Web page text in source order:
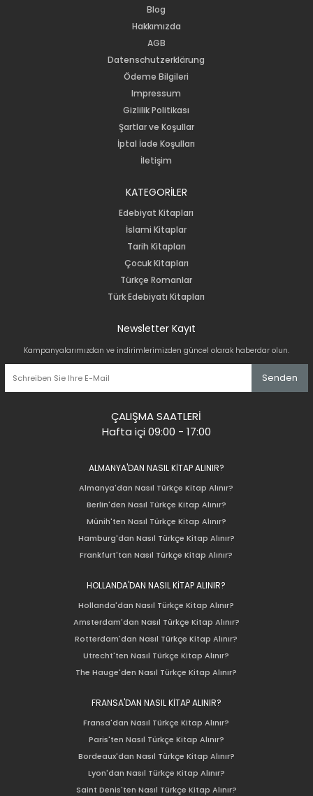
Blog
Hakkımızda
AGB
Datenschutzerklärung
Ödeme Bilgileri
Impressum
Gizlilik Politikası
Şartlar ve Koşullar
İptal İade Koşulları
İletişim
KATEGORİLER
Edebiyat Kitapları
İslami Kitaplar
Tarih Kitapları
Çocuk Kitapları
Türkçe Romanlar
Türk Edebiyatı Kitapları
Newsletter Kayıt
Kampanyalarımızdan ve indirimlerimizden güncel olarak haberdar olun.
Senden
ÇALIŞMA SAATLERİ
Hafta içi 09:00 - 17:00
ALMANYA'DAN NASIL KİTAP ALINIR?
Almanya'dan Nasıl Türkçe Kitap Alınır?
Berlin'den Nasıl Türkçe Kitap Alınır?
Münih'ten Nasıl Türkçe Kitap Alınır?
Hamburg'dan Nasıl Türkçe Kitap Alınır?
Frankfurt'tan Nasıl Türkçe Kitap Alınır?
HOLLANDA'DAN NASIL KİTAP ALINIR?
Hollanda'dan Nasıl Türkçe Kitap Alınır?
Amsterdam'dan Nasıl Türkçe Kitap Alınır?
Rotterdam'dan Nasıl Türkçe Kitap Alınır?
Utrecht'ten Nasıl Türkçe Kitap Alınır?
The Hauge'den Nasıl Türkçe Kitap Alınır?
FRANSA'DAN NASIL KİTAP ALINIR?
Fransa'dan Nasıl Türkçe Kitap Alınır?
Paris'ten Nasıl Türkçe Kitap Alınır?
Bordeaux'dan Nasıl Türkçe Kitap Alınır?
Lyon'dan Nasıl Türkçe Kitap Alınır?
Saint Denis'ten Nasıl Türkçe Kitap Alınır?